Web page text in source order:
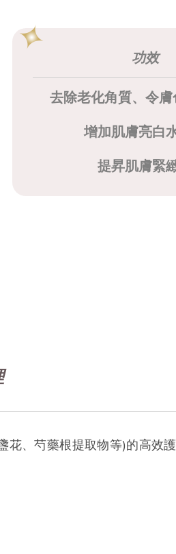
功效
去除老化角質、令
增加肌膚亮白
提昇肌膚緊
花、芍藥根提取物等)的高效